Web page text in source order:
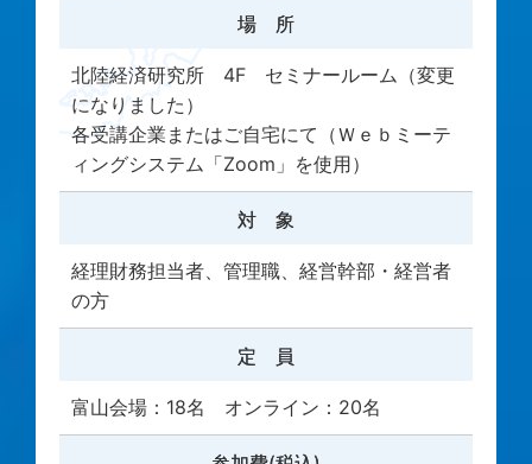
場 所
北陸経済研究所 4F セミナールーム（変更
になりました）
各受講企業またはご自宅にて（Ｗｅｂミーテ
ィングシステム「Zoom」を使用）
対 象
経理財務担当者、管理職、経営幹部・経営者
の方
定 員
富山会場：18名 オンライン：20名